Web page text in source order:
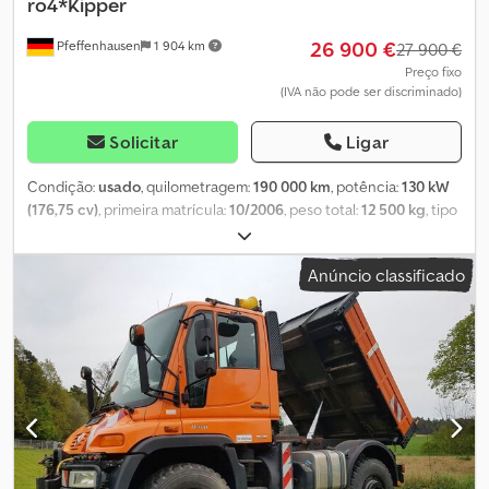
Pfeffenhausen 1 904 km
ro4*Kipper
26 900 €27 900 €
Preço fixo
(IVA não pode ser discriminado)
Solicitar Ligar
Condição:usado, quilometragem:190 000 km, potência:130 kW
(176,75 cv), primeira matrícula:10/2006, peso total:12 500 kg, tipo
laranja
automático, classe de emissão:Euro 4, Equipamento:ABS, ar
condicionado, compressor, filtro de partículas, plataforma
elevatória traseira, programa eletrónico de estabilidade (ESP),
, Unimog U400/405-12 1º proprietário Revisões
feitas conforme o livro de manutenção Bluetec4 – Classe de
emissão Euro 4 - Ar-condicionado - Caçamba basculante trilateral
- Hidrostático - VarioPilot / Direção reversível - Tomada de força
dianteira - 4 células hidráulicas - Engate de reboque - Câmera de
ré - Banco conforto (suspensão a ar) ISRI para motorista e
passageiro, incluindo aquecimento - Hidráulica para aplicação
municipal - Placa frontal para implementos - Chassis de torção
Anúncio classificado